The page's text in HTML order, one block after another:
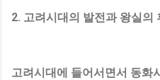
2. 고려시대의 발전과 왕실의
고려시대에 들어서면서 동화